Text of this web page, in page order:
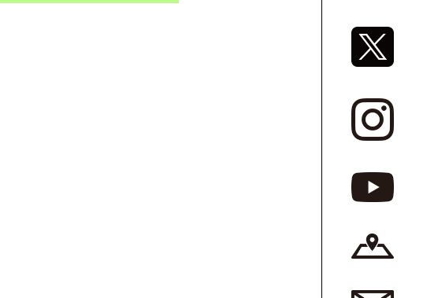
SNSリ